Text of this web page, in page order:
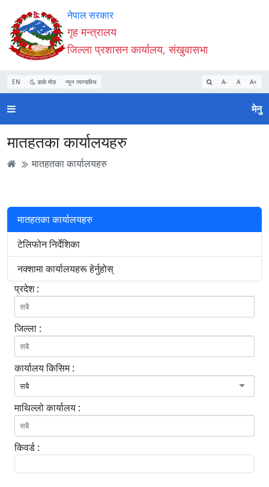
Accessibility
Mode
सुरु
गर्नुहोस्
सामाग्री
पढ्नुहाेस्
नेभिगेसन
पढ्नुहाेस्
वेबसाइट
खोजमा
जानुहोस्
नेपाल सरकार
गृह मन्त्रालय
जिल्ला प्रशासन कार्यालय, संखुवासभा
EN डार्क मोड न्यून व्यान्डविथ A- A A+
मेनु
मातहतका कार्यालयहरु
मातहतका कार्यालयहरु
मातहतका कार्यालयहरु
टेलिफोन निर्देशिका
नक्शामा कार्यालयहरू हेर्नुहोस्
प्रदेश :
जिल्ला :
कार्यालय किसिम :
सबै
माथिल्लो कार्यालय :
किवर्ड :